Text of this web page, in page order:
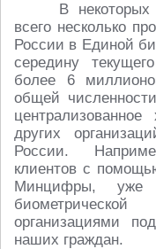
В некоторых
всего несколько
России в Единой
середину
более 6
общей
других
России.
клиентов с
Минцифры, уже
организациями
наших граждан.